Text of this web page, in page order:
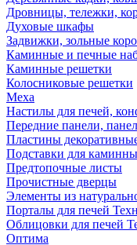
Дровницы, тележки,
Духовые шкафы
Задвижки, зольные
Каминные и печные
Каминные решетки
Колосниковые решетки
Меха
Настилы для печей,
Передние панели,
Пластины
Подставки для
Предтопочные листы
Прочистные дверцы
Элементы из
Порталы для печей
Облицовки для печей
Оптима